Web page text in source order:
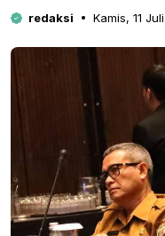
redaksi Kamis, 11